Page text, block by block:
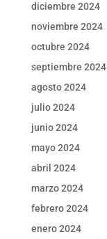
diciembre 2024
noviembre 2024
octubre 2024
septiembre 2024
agosto 2024
julio 2024
junio 2024
mayo 2024
abril 2024
marzo 2024
febrero 2024
enero 2024